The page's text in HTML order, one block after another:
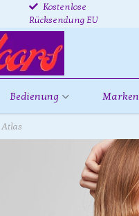
Kostenlose
Rücksendung EU
Bedienung Marken